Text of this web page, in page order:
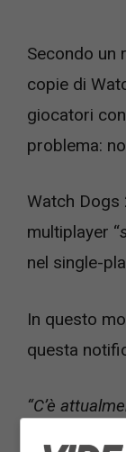
Secondo un
copie di
giocatori
problema:
Watch Dogs
multiplayer “
nel single-
In questo
questa
“C’è